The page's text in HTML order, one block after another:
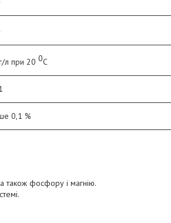
л при 20 0С
0,1 %
також фосфору і магнію.